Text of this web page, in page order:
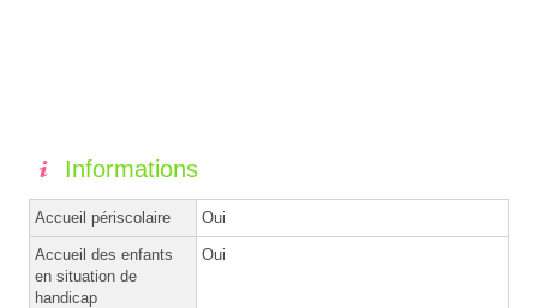
Informations
Accueil périscolaire Oui
Accueil des enfants
en situation de
handicap
Oui